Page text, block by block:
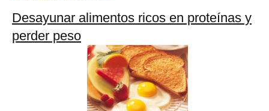
Desayunar alimentos ricos en proteínas y
perder peso